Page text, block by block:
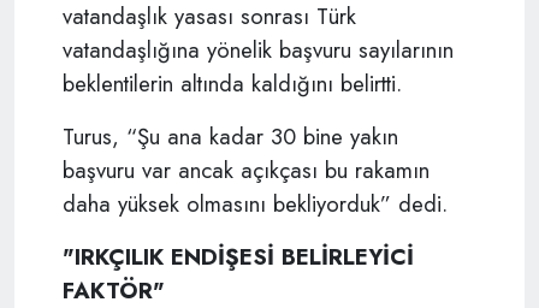
vatandaşlık yasası sonrası Türk
vatandaşlığına yönelik başvuru sayılarının
beklentilerin altında kaldığını belirtti.
Turus, “Şu ana kadar 30 bine yakın
başvuru var ancak açıkçası bu rakamın
daha yüksek olmasını bekliyorduk” dedi.
"IRKÇILIK ENDİŞESİ BELİRLEYİCİ
FAKTÖR"